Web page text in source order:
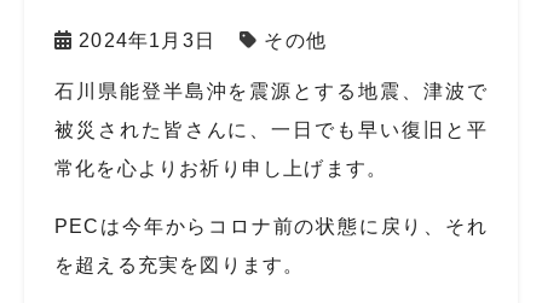
2024年1月3日 その他
石川県能登半島沖を震源とする地震、津波で
被災された皆さんに、一日でも早い復旧と平
常化を心よりお祈り申し上げます。
PECは今年からコロナ前の状態に戻り、それ
を超える充実を図ります。